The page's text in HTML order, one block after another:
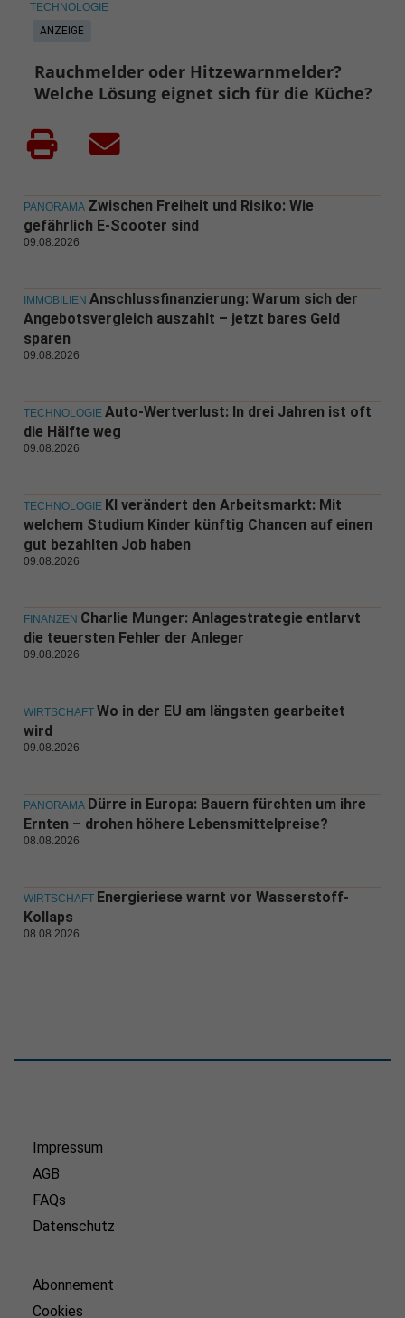
ANZEIGE
TECHNOLOGIE
Rauchmelder oder Hitzewarnmelder?
Welche Lösung eignet sich für die Küche?
PANORAMA Zwischen Freiheit und Risiko: Wie
gefährlich E-Scooter sind
09.08.2026
IMMOBILIEN Anschlussfinanzierung: Warum sich der
Angebotsvergleich auszahlt – jetzt bares Geld
sparen
09.08.2026
TECHNOLOGIE Auto-Wertverlust: In drei Jahren ist oft
die Hälfte weg
09.08.2026
TECHNOLOGIE KI verändert den Arbeitsmarkt: Mit
welchem Studium Kinder künftig Chancen auf einen
gut bezahlten Job haben
09.08.2026
FINANZEN Charlie Munger: Anlagestrategie entlarvt
die teuersten Fehler der Anleger
09.08.2026
WIRTSCHAFT Wo in der EU am längsten gearbeitet
wird
09.08.2026
PANORAMA Dürre in Europa: Bauern fürchten um ihre
Ernten – drohen höhere Lebensmittelpreise?
08.08.2026
WIRTSCHAFT Energieriese warnt vor Wasserstoff-
Kollaps
08.08.2026
Impressum
AGB
FAQs
Datenschutz
Abonnement
Cookies